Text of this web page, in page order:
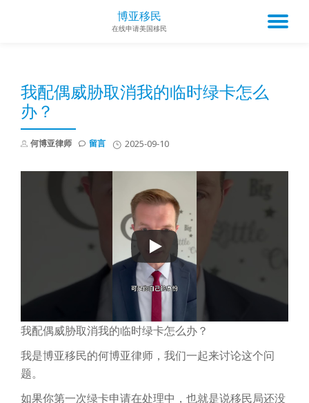
博亚移民
在线申请美国移民
我配偶威胁取消我的临时绿卡怎么
办？
何博亚律师 2025-09-10
留言
我配偶威胁取消我的临时绿卡怎么办？
我是博亚移民的何博亚律师，我们一起来讨论这个问
题。
如果你第一次绿卡申请在处理中，也就是说移民局还没